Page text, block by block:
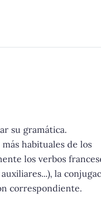
su gramática.
habituales de los
los verbos
la
correspondiente.